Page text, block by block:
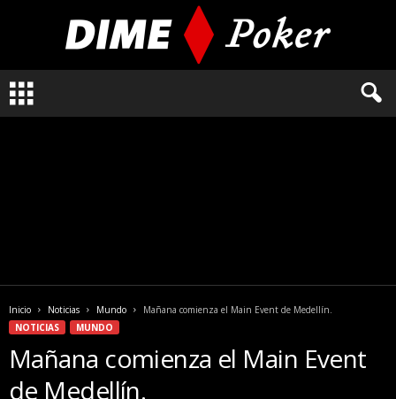
q
t
Inicio Noticias Mundo
Mañana comienza el Main Event de Medellín.
NOTICIAS
MUNDO
Mañana comienza el Main Event
de Medellín.